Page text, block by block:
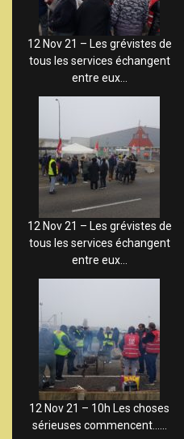
12 Nov 21 – Les grévistes de
tous les services échangent
entre eux…
12 Nov 21 – Les grévistes de
tous les services échangent
entre eux…
12 Nov 21 – 10h Les choses
sérieuses commencent……